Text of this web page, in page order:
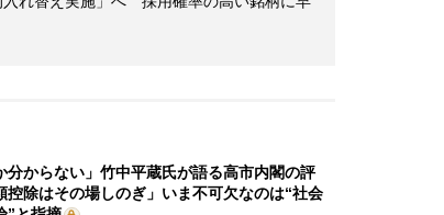
分からない」竹中平蔵氏が語る高市内閣の評
除はその場しのぎ」いま不可欠なのは“社会